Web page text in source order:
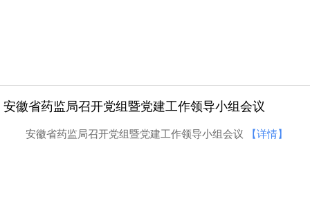
安徽省药监局召开党组暨党建工作领导小组会议
安徽省药监局召开党组暨党建工作领导小组会议 【详情】